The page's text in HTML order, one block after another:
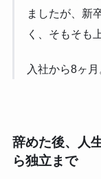
ましたが、新
く、そもそも
入社から8ヶ
辞めた後、人
ら独立まで